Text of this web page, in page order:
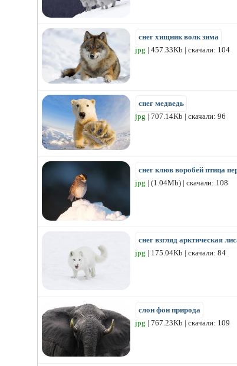
снег хищник волк зима
jpg | 457.33Kb | скачали: 104
снег медведь
jpg | 707.14Kb | скачали: 96
снег клюв воробей птица
jpg | (1.04Mb) | скачали: 108
снег взгляд арктическая
jpg | 175.04Kb | скачали: 84
слон фон природа
jpg | 767.23Kb | скачали: 109